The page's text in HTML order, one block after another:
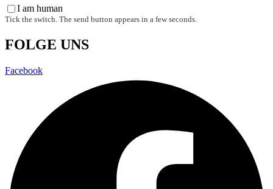
I am human
Tick the switch. The send button appears in a few seconds.
FOLGE UNS
Facebook